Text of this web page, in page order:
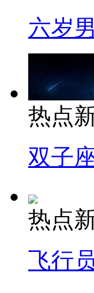
六岁
热点
双子
热点
飞行